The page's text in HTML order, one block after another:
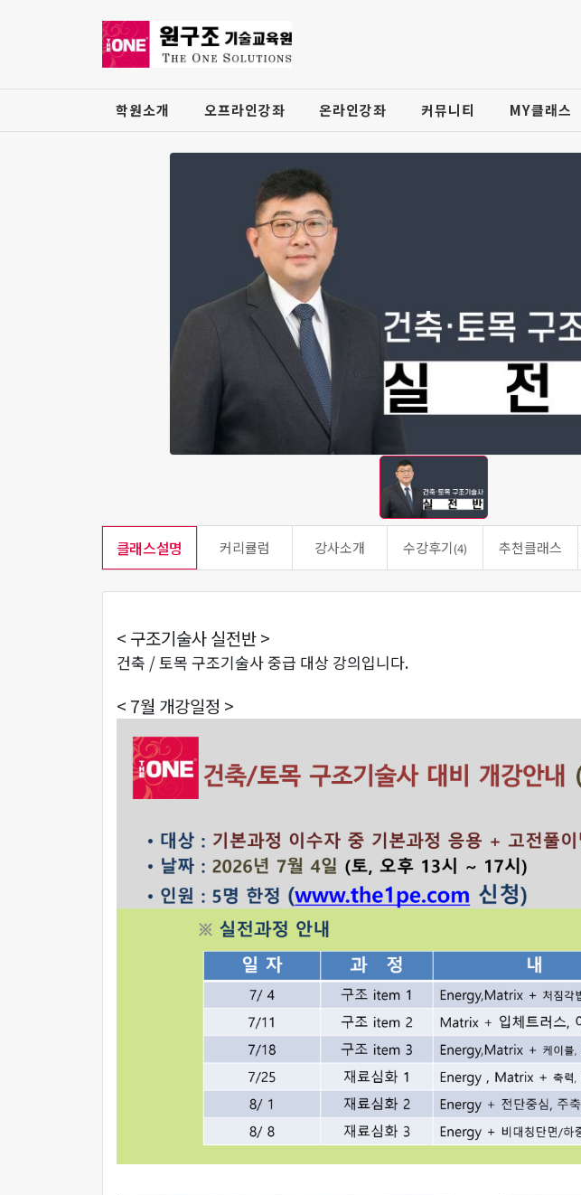
학원소개 오프라인강좌 온라인강좌 커뮤니티 MY클래스
클래스설명 커리큘럼 강사소개 수강후기(4) 추천클래스
< 구조기술사 실전반 >
건축 / 토목 구조기술사 중급 대상 강의입니다.
< 7월 개강일정 >